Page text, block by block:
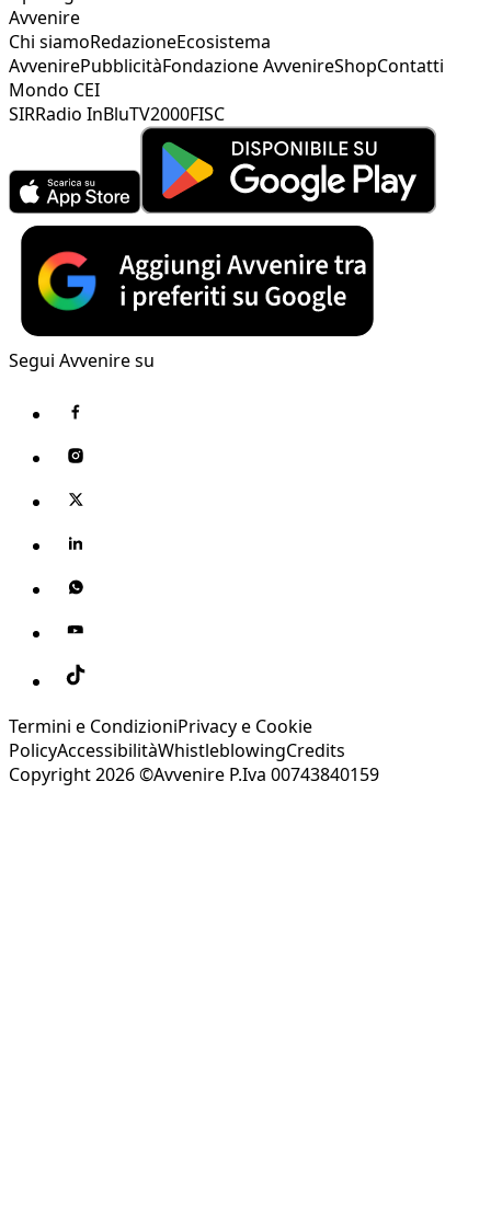
Avvenire
Chi siamoRedazioneEcosistema
AvvenirePubblicitàFondazione AvvenireShopContatti
Mondo CEI
SIRRadio InBluTV2000FISC
Segui Avvenire su
Termini e CondizioniPrivacy e Cookie
PolicyAccessibilitàWhistleblowingCredits
Copyright 2026 ©Avvenire P.Iva 00743840159